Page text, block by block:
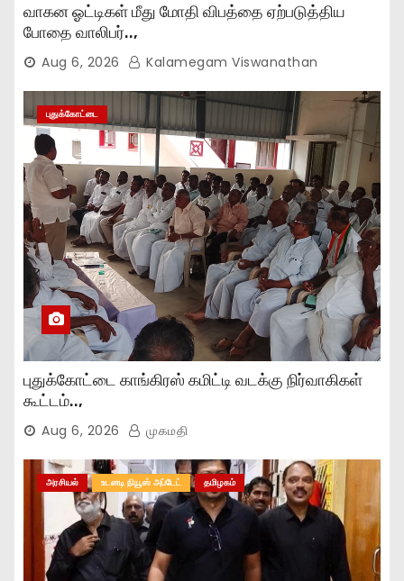
வாகன ஓட்டிகள் மீது மோதி விபத்தை ஏற்படுத்திய
போதை வாலிபர்..,
Aug 6, 2026 Kalamegam Viswanathan
புதுக்கோட்டை
புதுக்கோட்டை காங்கிரஸ் கமிட்டி வடக்கு நிர்வாகிகள்
கூட்டம்..,
Aug 6, 2026 முகமதி
அரசியல் உடனடி நியூஸ் அப்டேட் தமிழகம்